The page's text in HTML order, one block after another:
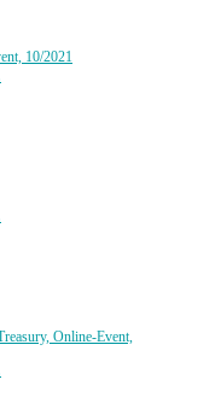
10/2021
Online-Event,